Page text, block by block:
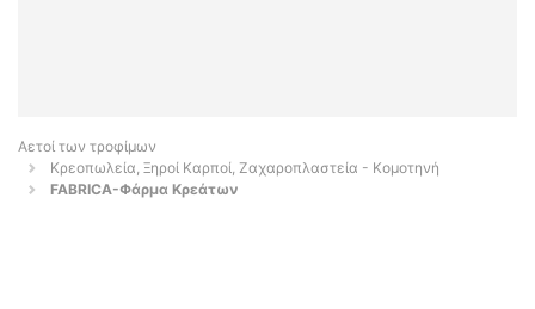
Αετοί των τροφίμων
Κρεοπωλεία, Ξηροί Καρποί, Ζαχαροπλαστεία - Κομοτηνή
FABRICA-Φάρμα Kρεάτων